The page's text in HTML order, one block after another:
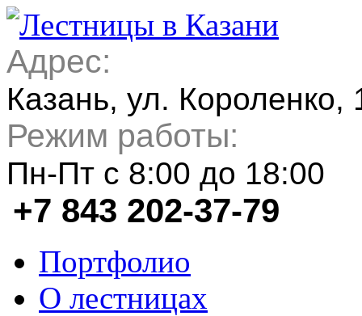
Адрес:
Казань, ул. Короленко,
Режим работы:
Пн-Пт с 8:00 до 18:00
+7 843 202-37-79
Портфолио
О лестницах